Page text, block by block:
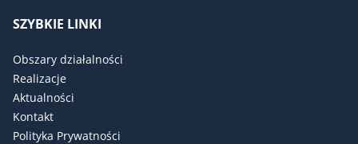
SZYBKIE LINKI
Obszary działalności
Realizacje
Aktualności
Kontakt
Polityka Prywatności